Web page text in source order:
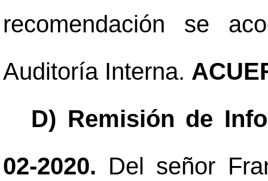
recomendación se
Auditoría Interna.
D) Remisión de
02-2020. Del señor